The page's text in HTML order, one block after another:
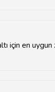
için en